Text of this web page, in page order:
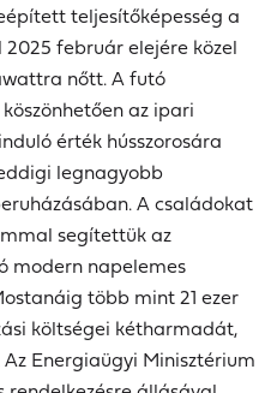
teljesítőképesség a
február elejére közel
nőtt. A futó
az ipari
érték hússzorosára
legnagyobb
A családokat
segítettük az
modern napelemes
több mint 21 ezer
költségei kétharmadát,
Energiaügyi Minisztérium